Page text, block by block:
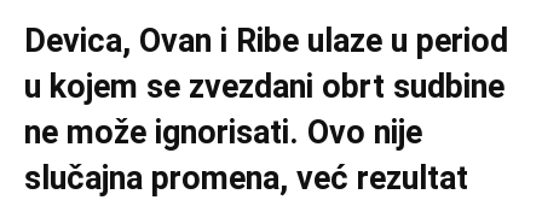
Devica, Ovan i Ribe ulaze u period
u kojem se zvezdani obrt sudbine
ne može ignorisati. Ovo nije
slučajna promena, već rezultat